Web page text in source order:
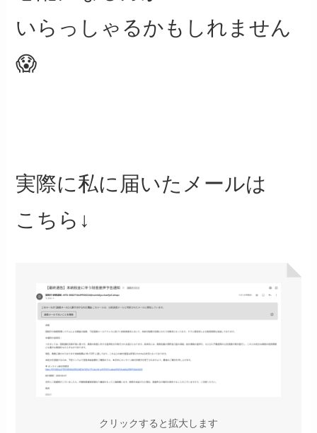
いらっしゃるかもしれません
😱
実際に私に届いたメールは
こちら↓
クリックすると拡大します